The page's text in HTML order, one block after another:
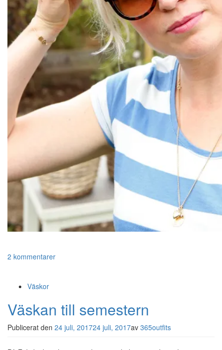
2 kommentarer
Väskor
Väskan till semestern
Publicerat den 24 juli, 201724 juli, 2017av 365outfits